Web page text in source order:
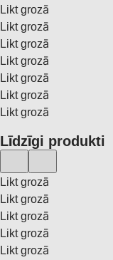
Likt grozā
Likt grozā
Likt grozā
Likt grozā
Likt grozā
Likt grozā
Likt grozā
Līdzīgi produkti
Likt grozā
Likt grozā
Likt grozā
Likt grozā
Likt grozā